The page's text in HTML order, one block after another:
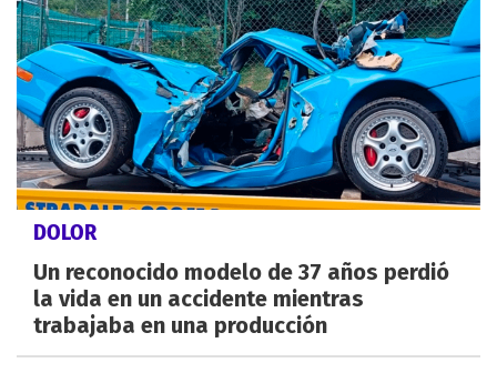
DOLOR
Un reconocido modelo de 37 años perdió
la vida en un accidente mientras
trabajaba en una producción